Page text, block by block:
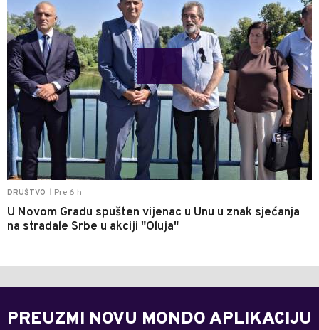
DRUŠTVO Pre 6 h
U Novom Gradu spušten vijenac u Unu u znak sjećanja
na stradale Srbe u akciji "Oluja"
PREUZMI NOVU MONDO APLIKACIJU